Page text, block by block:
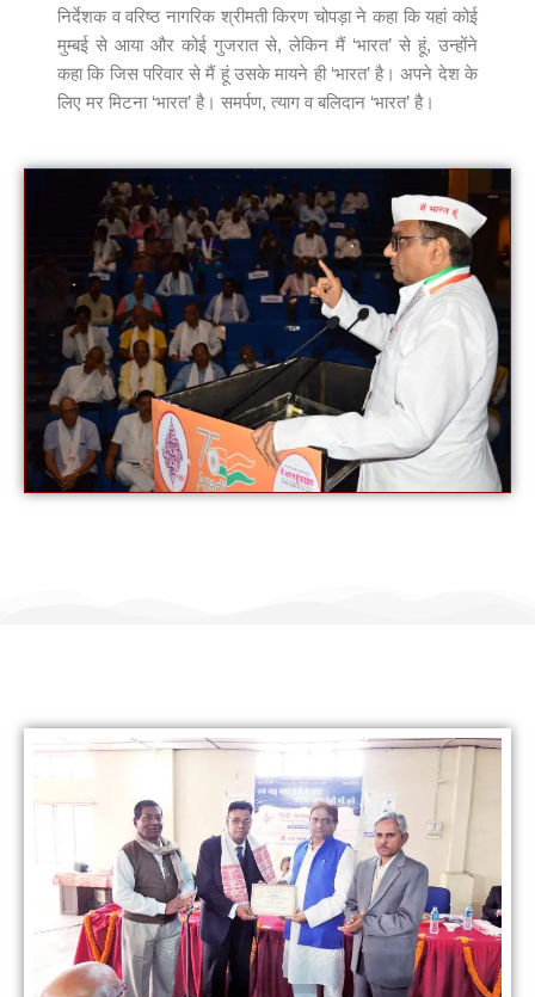
निर्देशक व वरिष्ठ नागरिक श्रीमती किरण चोपड़ा ने कहा कि यहां कोई
मुम्बई से आया और कोई गुजरात से, लेकिन मैं ‘भारत’ से हूं, उन्होंने
कहा कि जिस परिवार से मैं हूं उसके मायने ही ‘भारत’ है। अपने देश के
लिए मर मिटना ‘भारत’ है। समर्पण, त्याग व बलिदान ‘भारत’ है।